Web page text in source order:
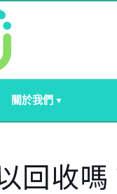
關於我們
回收